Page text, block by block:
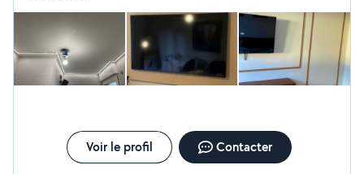
Voir le profil Contacter